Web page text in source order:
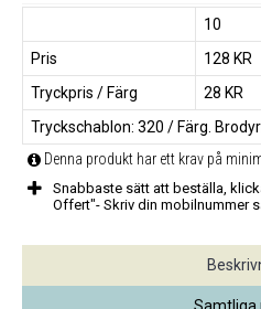
10
Pris
128 KR
Tryckpris / Färg
28 KR
Tryckschablon: 320 / Färg.
Denna produkt har ett krav på
Snabbaste sätt att beställa,
Offert"- Skriv din mobilnummer
Samtliga